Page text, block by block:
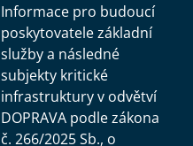
Informace pro budoucí
poskytovatele základní
služby a následné
subjekty kritické
infrastruktury v odvětví
DOPRAVA podle zákona
č. 266/2025 Sb., o